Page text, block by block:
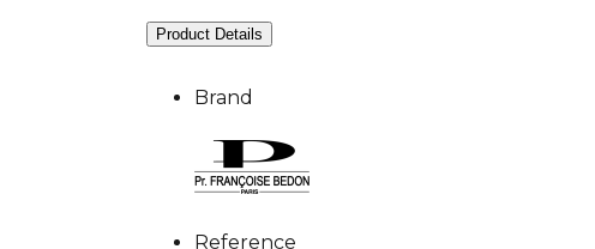
Product Details
Brand
Reference